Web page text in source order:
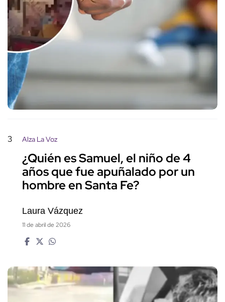
3 Alza La Voz
¿Quién es Samuel, el niño de 4
años que fue apuñalado por un
hombre en Santa Fe?
Laura Vázquez
11 de abril de 2026